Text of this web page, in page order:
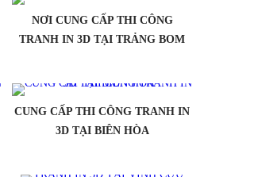
NƠI CUNG CẤP THI CÔNG
TRANH IN 3D TẠI TRẢNG BOM
CUNG CẤP THI CÔNG TRANH IN
3D TẠI BIÊN HÒA